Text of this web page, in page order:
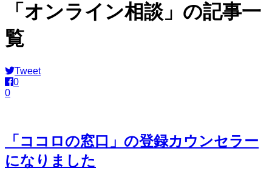
「オンライン相談」の記事一
覧
Tweet
0
0
「ココロの窓口」の登録カウンセラー
になりました